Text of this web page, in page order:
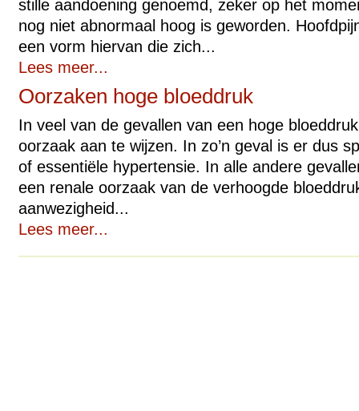
stille aandoening genoemd, zeker op het
nog niet abnormaal hoog is geworden.
een vorm hiervan die zich...
Lees meer...
Oorzaken hoge bloeddruk
In veel van de gevallen van een hoge
oorzaak aan te wijzen. In zo’n geval is er dus
of essentiële hypertensie. In alle andere
een renale oorzaak van de verhoogde
aanwezigheid...
Lees meer...